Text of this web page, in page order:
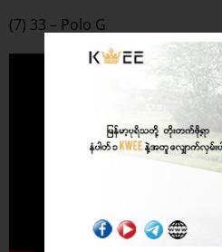
(7) 33 – Polo G